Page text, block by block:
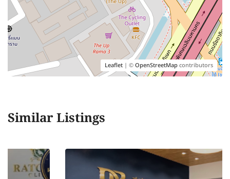
Leaflet | ©OpenStreetMapcontributors
Similar Listings